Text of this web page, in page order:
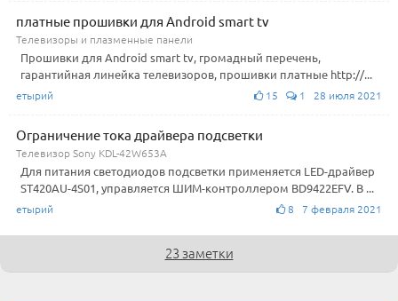
платные прошивки для Android smart tv
Телевизоры и плазменные панели
Прошивки для Android smart tv, громадный перечень,
гарантийная линейка телевизоров, прошивки платные http://...
етырий 15 1 28 июля 2021
Ограничение тока драйвера подсветки
Телевизор Sony KDL-42W653A
Для питания светодиодов подсветки применяется LED-драйвер
ST420AU-4S01, управляется ШИМ-контроллером BD9422EFV. В ...
етырий 8 7 февраля 2021
23 заметки